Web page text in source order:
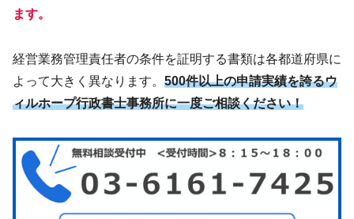
ます。
経営業務管理責任者の条件を証明する書類は各都道府県に
よって大きく異なります。 500件以上の申請実績を誇るウ
ィルホープ行政書士事務所に一度ご相談ください！